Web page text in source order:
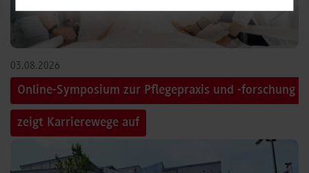
03.08.2026
Online-Symposium zur Pflegepraxis und -forschung
zeigt Karrierewege auf